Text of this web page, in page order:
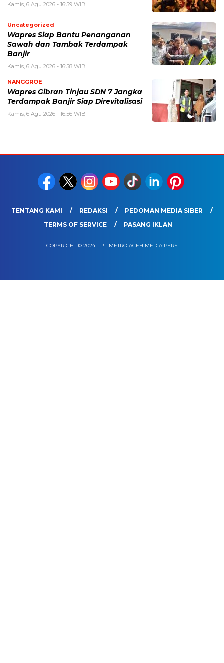
Kamis, 6 Agu 2026 - 16:59 WIB
Uncategorized
Wapres Siap Bantu Penanganan
Sawah dan Tambak Terdampak
Banjir
Kamis, 6 Agu 2026 - 16:58 WIB
NANGGROE
Wapres Gibran Tinjau SDN 7 Jangka
Terdampak Banjir Siap Direvitalisasi
Kamis, 6 Agu 2026 - 16:56 WIB
TENTANG KAMI REDAKSI
PEDOMAN MEDIA SIBER
TERMS OF SERVICE
PASANG IKLAN
COPYRIGHT © 2024 - PT. METRO ACEH MEDIA PERS